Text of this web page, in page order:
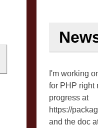
I'm working
for PHP right
progress at
https://
and the doc